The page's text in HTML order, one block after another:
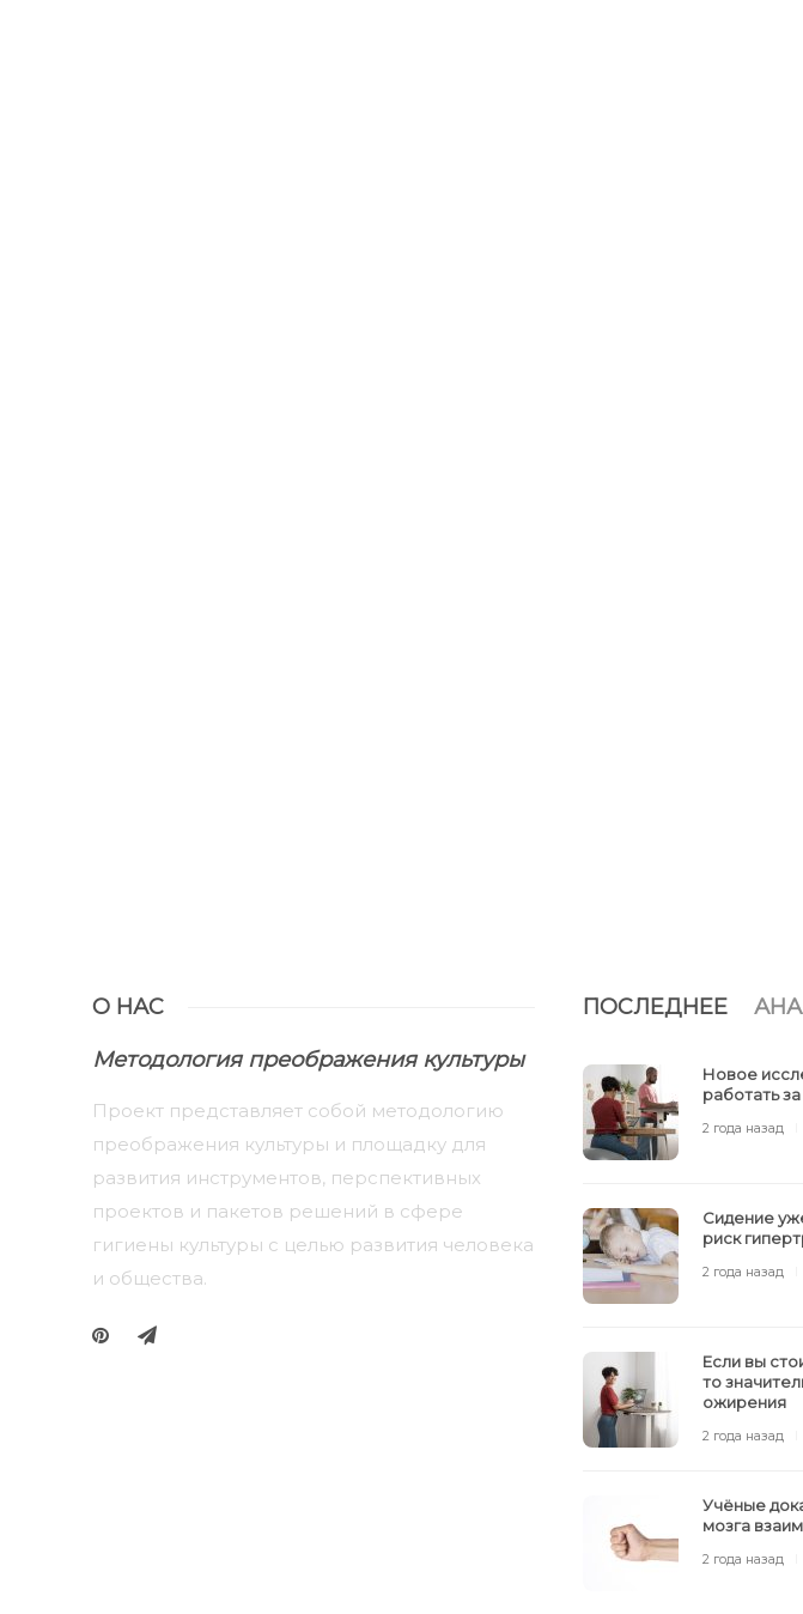
О НАС
Методология преображения культуры
Проект представляет собой методологию
преображения культуры и площадку для
развития инструментов, перспективных
проектов и пакетов решений в сфере
гигиены культуры с целью развития человека
и общества.
ПОСЛЕДНЕЕ
Новое
работать
2 года назад
Сидение
риск
2 года назад
Если вы
то
ожирения
2 года назад
Учёные
мозга
2 года назад